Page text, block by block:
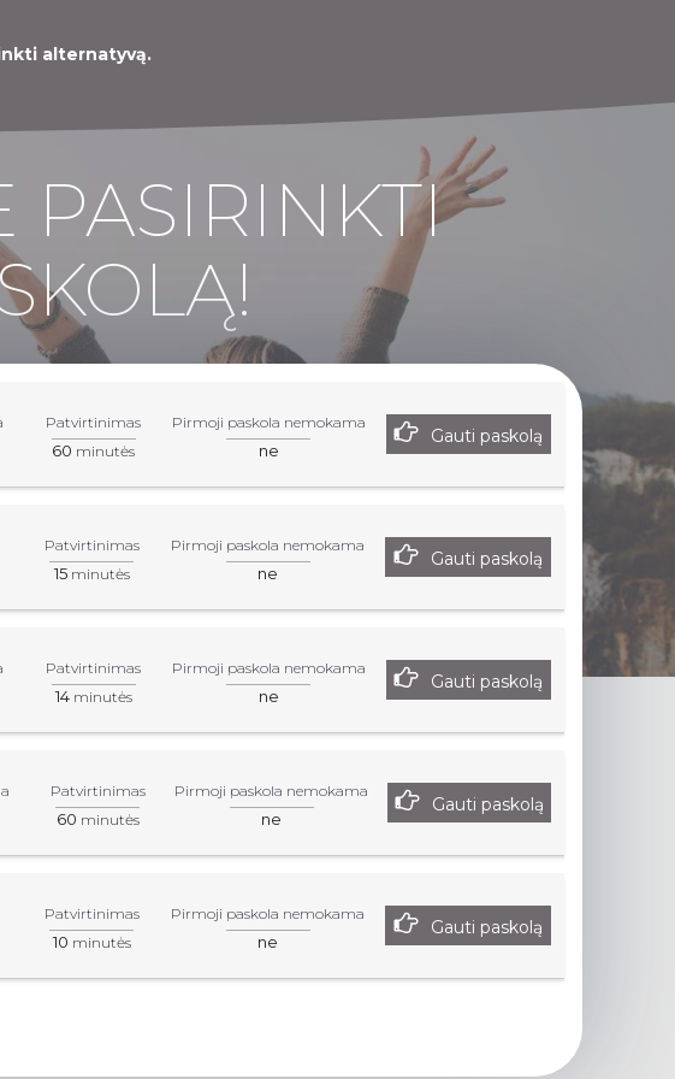
alternatyvą.
PASIRINKTI
Patvirtinimas
60 minutės
Pirmoji paskola nemokama
ne
Gauti paskolą
Patvirtinimas
15minutės
Pirmoji paskola nemokama
ne
Gauti paskolą
Patvirtinimas
14minutės
Pirmoji paskola nemokama
ne
Gauti paskolą
Patvirtinimas
60 minutės
Pirmoji paskola nemokama
ne
Gauti paskolą
Patvirtinimas
10 minutės
Pirmoji paskola nemokama
ne
Gauti paskolą